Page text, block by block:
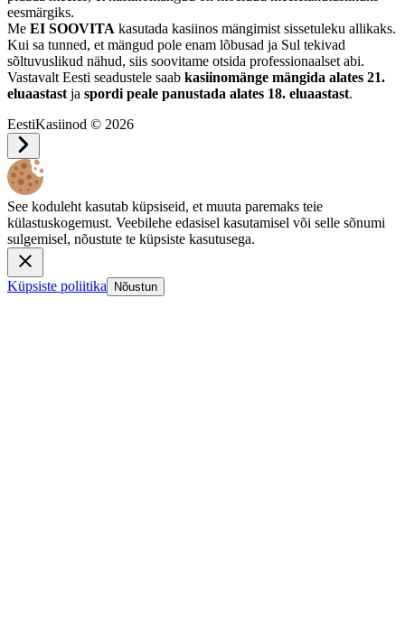
eesmärgiks.
Me EI SOOVITA kasutada kasiinos mängimist sissetuleku allikaks.
Kui sa tunned, et mängud pole enam lõbusad ja Sul tekivad
sõltuvuslikud nähud, siis soovitame otsida professionaalset abi.
Vastavalt Eesti seadustele saab kasiinomänge mängida alates 21.
eluaastast ja spordi peale panustada alates 18. eluaastast.
EestiKasiinod © 2026
See koduleht kasutab küpsiseid, et muuta paremaks teie
külastuskogemust. Veebilehe edasisel kasutamisel või selle sõnumi
sulgemisel, nõustute te küpsiste kasutusega.
Küpsiste poliitika Nõustun